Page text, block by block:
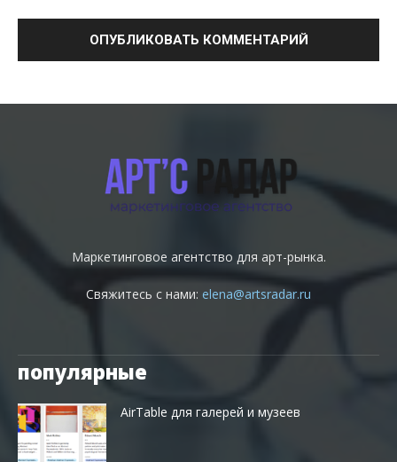
Маркетинговое агентство для арт-рынка.
Свяжитесь с нами: elena@artsradar.ru
популярные
AirTable для галерей и музеев